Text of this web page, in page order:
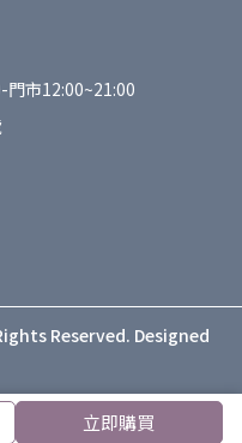
立即購買
門市12:00~21:00
Reserved. Designed